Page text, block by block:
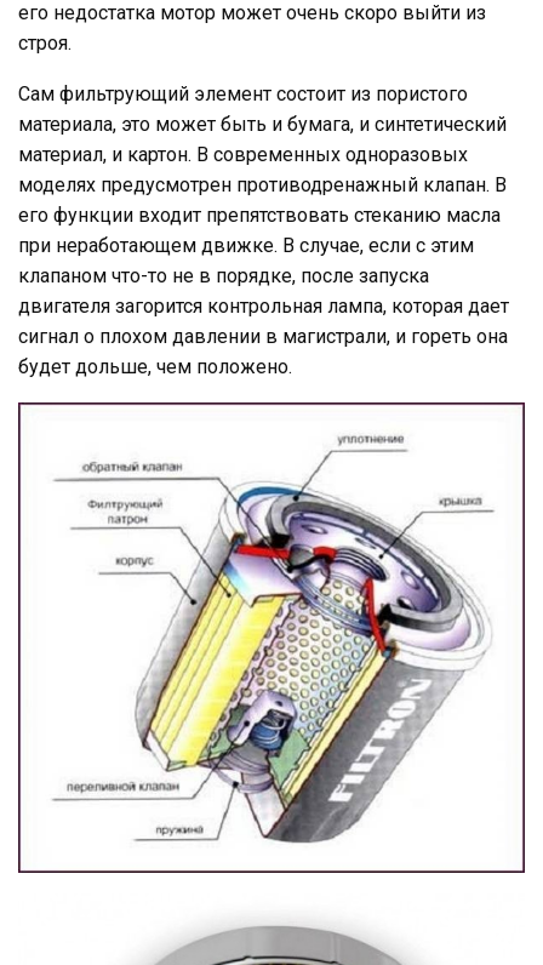
его недостатка мотор может очень скоро выйти из
строя.
Сам фильтрующий элемент состоит из пористого
материала, это может быть и бумага, и синтетический
материал, и картон. В современных одноразовых
моделях предусмотрен противодренажный клапан. В
его функции входит препятствовать стеканию масла
при неработающем движке. В случае, если с этим
клапаном что-то не в порядке, после запуска
двигателя загорится контрольная лампа, которая дает
сигнал о плохом давлении в магистрали, и гореть она
будет дольше, чем положено.